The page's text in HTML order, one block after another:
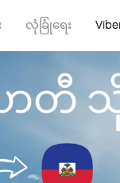
လုံခြုံရေး
တီ သို့